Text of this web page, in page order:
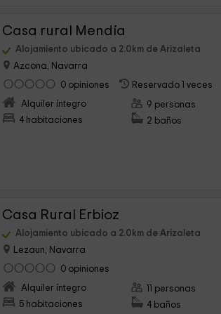
Casa rural Mendía
Alojamiento ubicado a 2.0km de Arizaleta
Azcona, Navarra
0 opiniones
Reservado 1 veces
Alquiler íntegro
4 habitaciones
9 personas
2 baños
Casa Rural Erbioz
Alojamiento ubicado a 2.0km de Arizaleta
Lezaun, Navarra
0 opiniones
Alquiler íntegro
5 habitaciones
11 personas
4 baños